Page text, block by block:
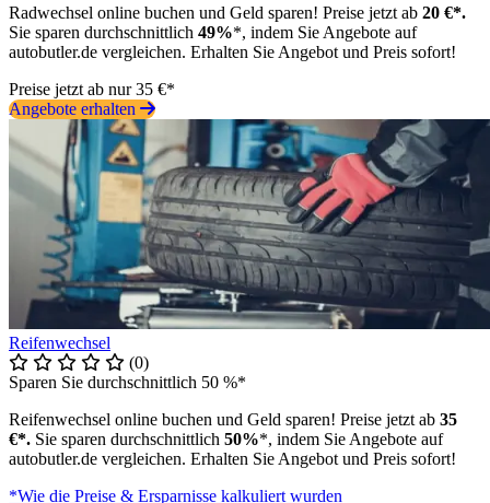
Radwechsel online buchen und Geld sparen! Preise jetzt ab 20 €*.
Sie sparen durchschnittlich 49%*, indem Sie Angebote auf
autobutler.de vergleichen. Erhalten Sie Angebot und Preis sofort!
Preise jetzt ab nur 35 €*
Angebote erhalten
Reifenwechsel
(0)
Sparen Sie durchschnittlich 50 %*
Reifenwechsel online buchen und Geld sparen! Preise jetzt ab 35
€*. Sie sparen durchschnittlich 50%*, indem Sie Angebote auf
autobutler.de vergleichen. Erhalten Sie Angebot und Preis sofort!
*Wie die Preise & Ersparnisse kalkuliert wurden